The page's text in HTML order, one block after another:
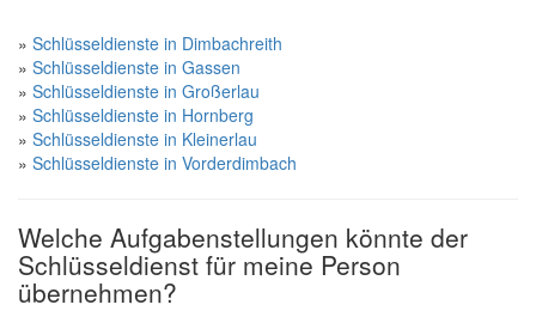
» Schlüsseldienste in Dimbachreith
» Schlüsseldienste in Gassen
» Schlüsseldienste in Großerlau
» Schlüsseldienste in Hornberg
» Schlüsseldienste in Kleinerlau
» Schlüsseldienste in Vorderdimbach
Welche Aufgabenstellungen könnte der
Schlüsseldienst für meine Person
übernehmen?